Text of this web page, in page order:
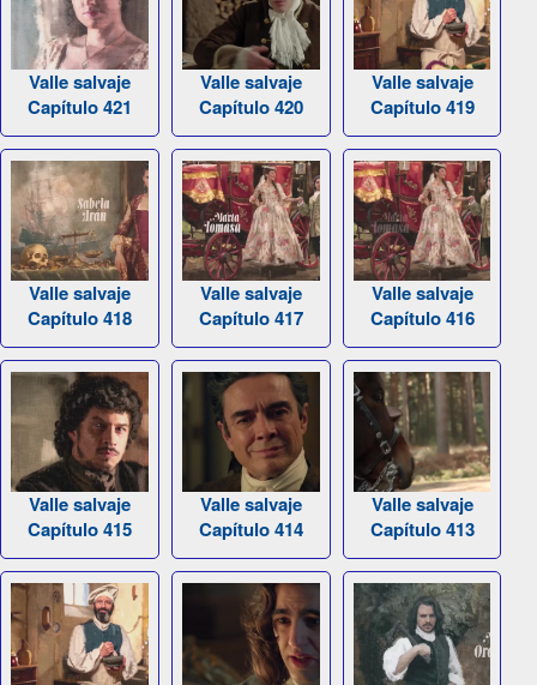
Valle salvaje
Capítulo 421
Valle salvaje
Capítulo 420
Valle salvaje
Capítulo 419
Valle salvaje
Capítulo 418
Valle salvaje
Capítulo 417
Valle salvaje
Capítulo 416
Valle salvaje
Capítulo 415
Valle salvaje
Capítulo 414
Valle salvaje
Capítulo 413